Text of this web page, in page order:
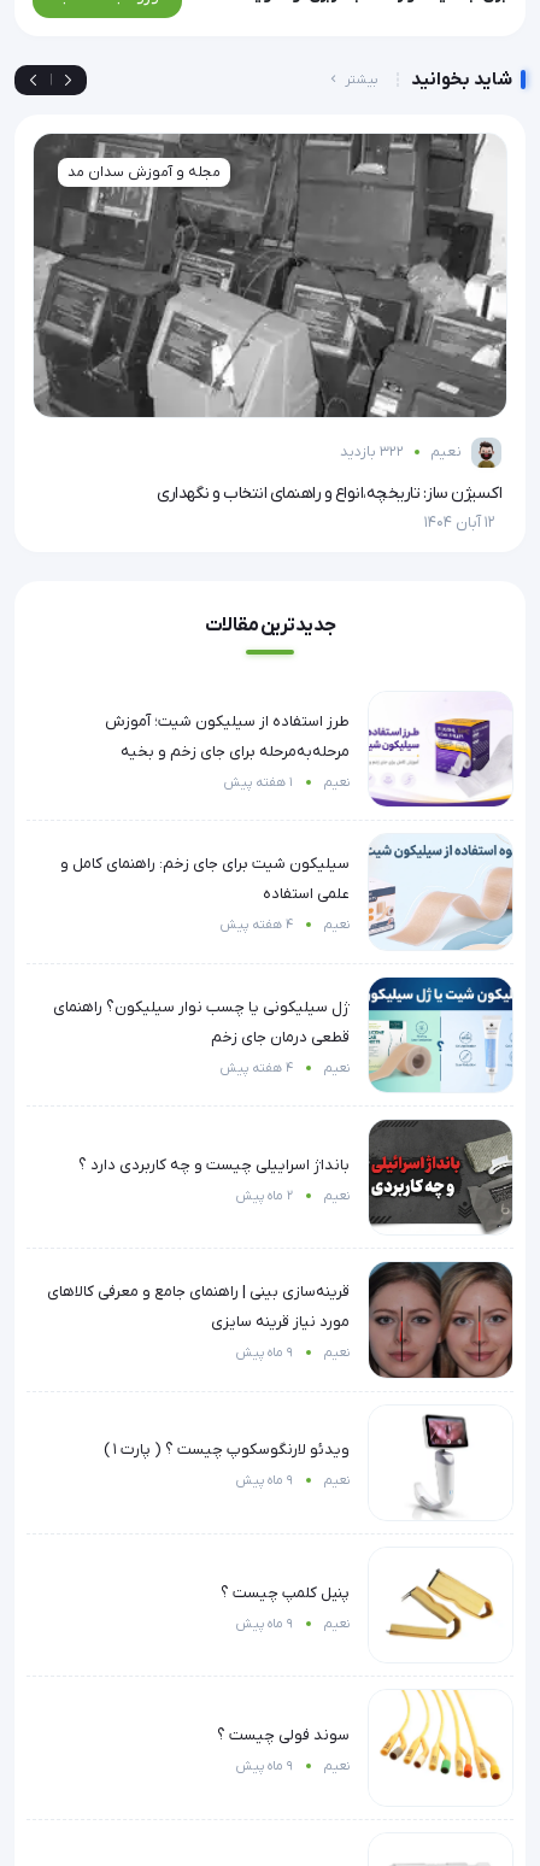
شاید بخوانید بیشتر
مجله و آموزش سدان مد
نعیم 322 بازدید
اکسیژن‌ ساز: تاریخچه،انواع و راهنمای انتخاب و نگهداری
12 آبان 1404
جدیدترین مقالات
طرز استفاده از سیلیکون شیت؛ آموزش
مرحله‌به‌مرحله برای جای زخم و بخیه
نعیم 1 هفته پیش
سیلیکون شیت برای جای زخم: راهنمای کامل و
علمی استفاده
نعیم 4 هفته پیش
ژل سیلیکونی یا چسب نوار سیلیکون؟ راهنمای
قطعی درمان جای زخم
نعیم 4 هفته پیش
بانداژ اسراییلی چیست و چه کاربردی دارد ؟
نعیم 2 ماه پیش
قرینه‌سازی بینی | راهنمای جامع و معرفی کالاهای
مورد نیاز قرینه سایزی
نعیم 9 ماه پیش
ویدئو لارنگوسکوپ چیست ؟ ( پارت ۱ )
نعیم 9 ماه پیش
پنیل کلمپ چیست ؟
نعیم 9 ماه پیش
سوند فولی چیست ؟
نعیم 9 ماه پیش